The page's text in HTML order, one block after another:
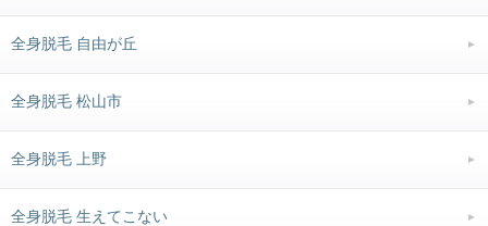
全身脱毛 自由が丘
全身脱毛 松山市
全身脱毛 上野
全身脱毛 生えてこない